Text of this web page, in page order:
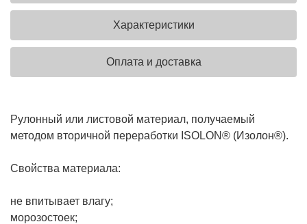
Характеристики
Оплата и доставка
Рулонный или листовой материал, получаемый
методом вторичной переработки ISOLON® (Изолон®).
Свойства материала:
не впитывает влагу;
морозостоек;